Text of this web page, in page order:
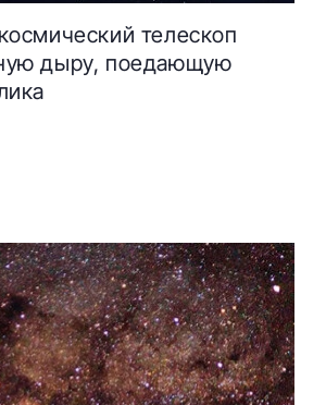
телескоп
дыру, поедающую